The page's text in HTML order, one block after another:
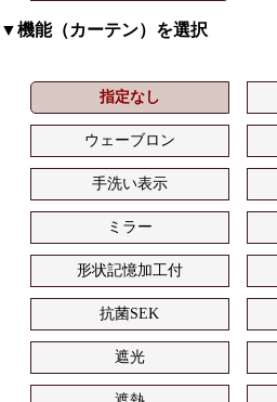
▼機能（カーテン）を選択
指定なし
ウェーブロン
手洗い表示
ミラー
形状記憶加工付
抗菌SEK
遮光